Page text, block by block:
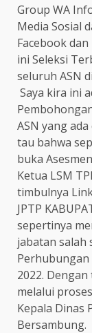
Group WA
Media Sosial
Facebook
ini Seleksi
seluruh ASN
Saya kira ini
ASN yang
tau bahwa
buka
Ketua LSM
timbulnya Link
JPTP
sepertinya
jabatan salah
2022.
melalui
Kepala Dinas
Bersambung.